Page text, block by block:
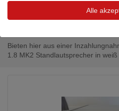
Deutschland (67373)
Bieten hier aus einer
1.8 MK2 Standlautsprecher in
Alle